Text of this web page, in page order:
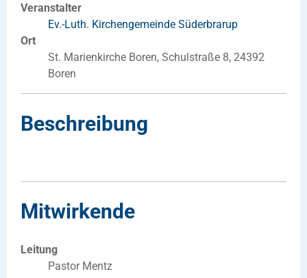
Veranstalter
Ev.-Luth. Kirchengemeinde Süderbrarup
Ort
St. Marienkirche Boren, Schulstraße 8, 24392
Boren
Beschreibung
Mitwirkende
Leitung
Pastor Mentz